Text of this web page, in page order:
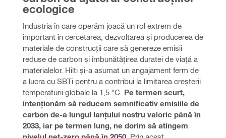
ecologice
Industria în care operăm joacă un rol extrem de
important în cercetarea, dezvoltarea și producerea de
materiale de construcții care să genereze emisii
reduse de carbon și îmbunătățirea duratei de viață a
materialelor. Hilti și-a asumat un angajament ferm de
a lucra cu SBTi pentru a contribui la limitarea creșterii
temperaturii globale la 1,5 °C. Pe termen scurt,
intenționăm să reducem semnificativ emisiile de
carbon de-a lungul lanțului nostru valoric până în
2033, iar pe termen lung, ne dorim să atingem